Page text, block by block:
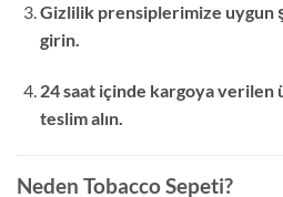
Gizlilik prensiplerimize uygun
girin.
24 saat içinde kargoya verilen
teslim alın.
Neden Tobacco Sepeti?